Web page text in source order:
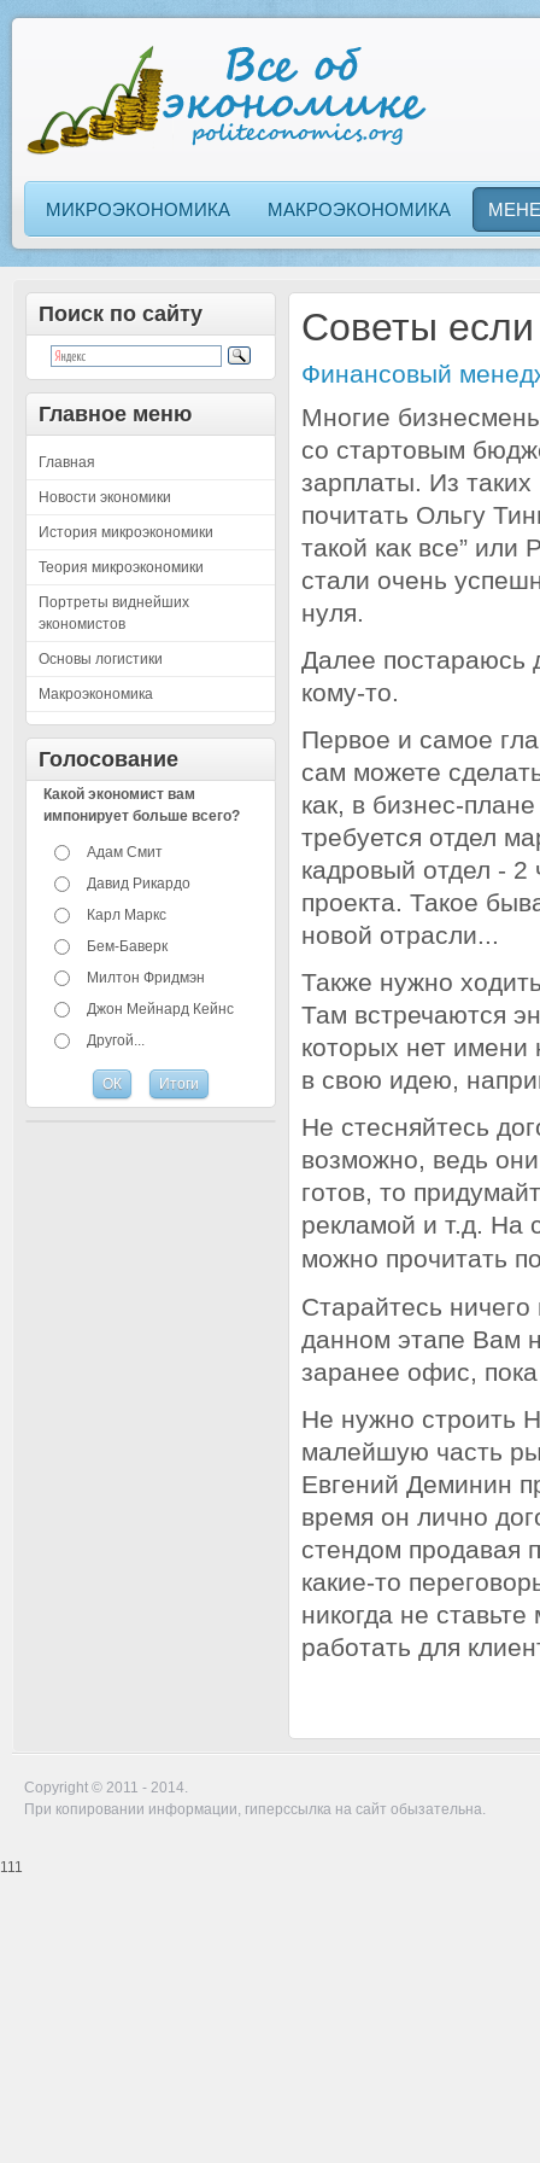
МИКРОЭКОНОМИКА МАКРОЭКОНОМИКА
Поиск по сайту
Главное меню
Главная
Новости экономики
История микроэкономики
Теория микроэкономики
Портреты виднейших
экономистов
Основы логистики
Макроэкономика
Голосование
Какой экономист вам
импонирует больше всего?
Адам Смит
Давид Рикардо
Карл Маркс
Бем-Баверк
Милтон Фридмэн
Джон Мейнард Кейнс
Другой...
Советы
Финансовый
Многие
со стартовым
зарплаты. Из
почитать Ольгу
такой как все”
стали очень
нуля.
Далее постараюсь
кому-то.
Первое и самое
сам можете
как, в бизнес-
требуется отдел
кадровый отдел -
проекта. Такое
новой отрасли...
Также нужно
Там встречаются
которых нет имени
в свою идею,
Не стесняйтесь
возможно, ведь
готов, то
рекламой и т.д. На
можно прочитать
Старайтесь
данном этапе Вам
заранее офис,
Не нужно строить
малейшую часть
Евгений Деминин
время он лично
стендом продавая
какие-то
никогда не
работать для
Copyright © 2011 - 2014.
При копировании информации, гиперссылка на сайт обызательна.
111